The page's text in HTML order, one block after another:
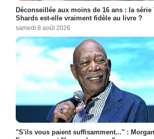
Déconseillée aux moins de 16 ans : la série
Shards est-elle vraiment fidèle au livre ?
samedi 8 août 2026
"S'ils vous paient suffisamment..." : Morgan